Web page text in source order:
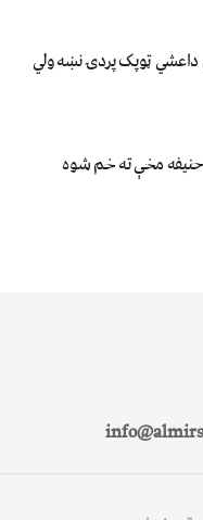
ټوپک پردۍ نښه ولي
حنیفه مخې ته خم شوه